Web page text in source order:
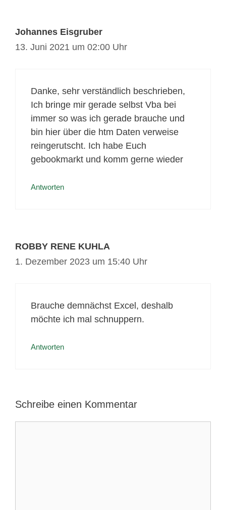
Johannes Eisgruber
13. Juni 2021 um 02:00 Uhr
Danke, sehr verständlich beschrieben,
Ich bringe mir gerade selbst Vba bei
immer so was ich gerade brauche und
bin hier über die htm Daten verweise
reingerutscht. Ich habe Euch
gebookmarkt und komm gerne wieder
Antworten
ROBBY RENE KUHLA
1. Dezember 2023 um 15:40 Uhr
Brauche demnächst Excel, deshalb
möchte ich mal schnuppern.
Antworten
Schreibe einen Kommentar